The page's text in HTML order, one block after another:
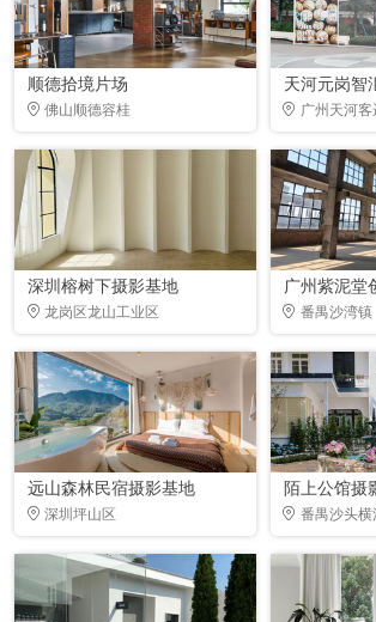
顺德拾境片场
佛山顺德容桂
天河元岗智
广州天河客
深圳榕树下摄影基地
龙岗区龙山工业区
广州紫泥堂
番禺沙湾镇
远山森林民宿摄影基地
深圳坪山区
陌上公馆摄
番禺沙头横